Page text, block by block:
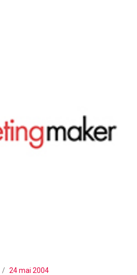
24 mai 2004